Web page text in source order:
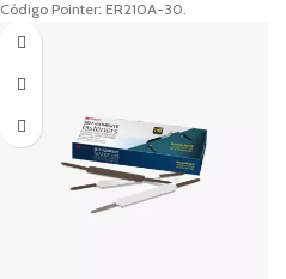
Código Pointer: ER210A-30.